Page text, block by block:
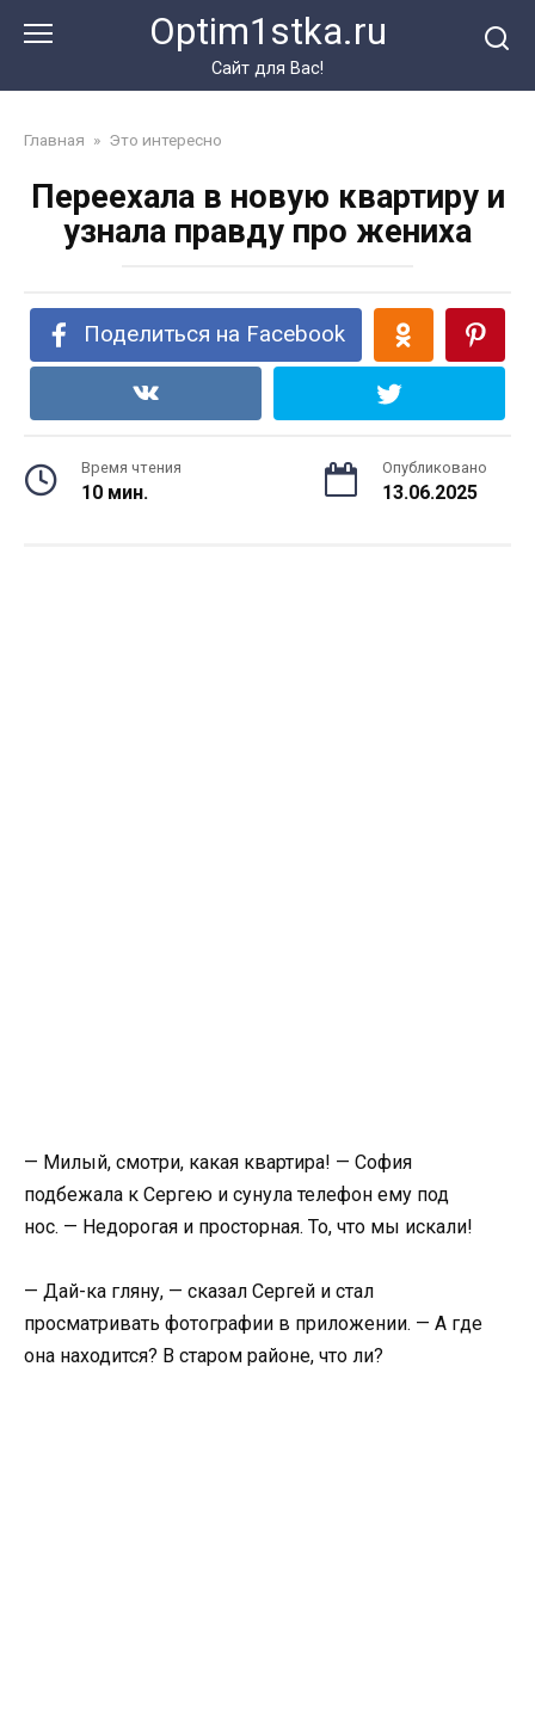
Optim1stka.ru
Сайт для Вас!
Главная » Это интересно
Переехала в новую квартиру и
узнала правду про жениха
Поделиться на Facebook
Время чтения
10 мин.
Опубликовано
13.06.2025
— Милый, смотри, какая квартира! — София
подбежала к Сергею и сунула телефон ему под
нос. — Недорогая и просторная. То, что мы искали!
— Дай-ка гляну, — сказал Сергей и стал
просматривать фотографии в приложении. — А где
она находится? В старом районе, что ли?